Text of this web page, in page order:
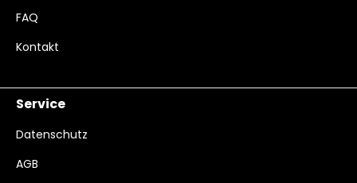
FAQ
Kontakt
Service
Datenschutz
AGB